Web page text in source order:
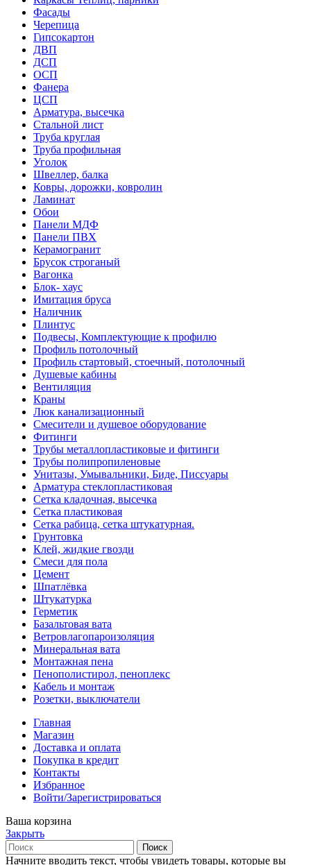
Фасады
Черепица
Гипсокартон
ДВП
ДСП
ОСП
Фанера
ЦСП
Арматура, высечка
Стальной лист
Труба круглая
Труба профильная
Уголок
Швеллер, балка
Ковры, дорожки, ковролин
Ламинат
Обои
Панели МДФ
Панели ПВХ
Керамогранит
Брусок строганый
Вагонка
Блок- хаус
Имитация бруса
Наличник
Плинтус
Подвесы, Комплектующие к профилю
Профиль потолочный
Профиль стартовый, стоечный, потолочный
Душевые кабины
Вентиляция
Краны
Люк канализационный
Смесители и душевое оборудование
Фитинги
Трубы металлопластиковые и фитинги
Трубы полипропиленовые
Унитазы, Умывальники, Биде, Писсуары
Арматура стеклопластиковая
Сетка кладочная, высечка
Сетка пластиковая
Сетка рабица, сетка штукатурная.
Грунтовка
Клей, жидкие гвозди
Смеси для пола
Цемент
Шпатлёвка
Штукатурка
Герметик
Базальтовая вата
Ветровлагопароизоляция
Минеральная вата
Монтажная пена
Пенополистирол, пеноплекс
Кабель и монтаж
Розетки, выключатели
Главная
Магазин
Доставка и оплата
Покупка в кредит
Контакты
Избранное
Войти/Зарегистрироваться
Ваша корзина
Закрыть
Поиск
Начните вводить текст, чтобы увидеть товары, которые вы